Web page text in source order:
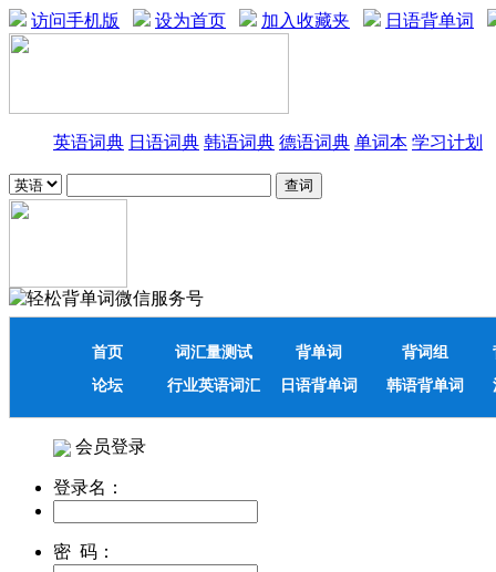
访问手机版 设为首页 加入收藏夹 日语背单词
英语词典 日语词典 韩语词典 德语词典 单词本 学习计划
首页 词汇量测试 背单词 背词组
论坛
行业英语词汇 日语背单词 韩语背单词
会员登录
登录名：
密 码：